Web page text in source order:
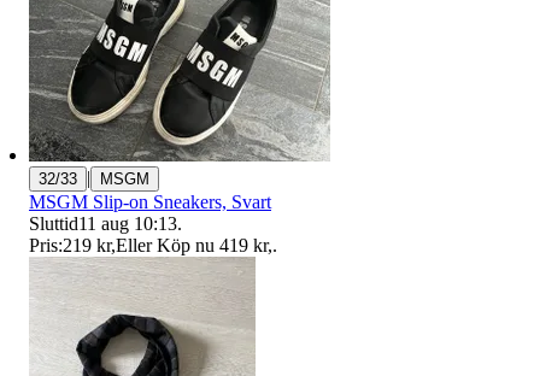
32/33 | MSGM
MSGM Slip-on Sneakers, Svart
Sluttid11 aug 10:13.
Pris:219 kr,Eller Köp nu 419 kr,.